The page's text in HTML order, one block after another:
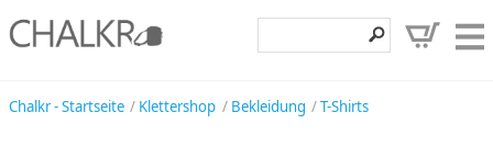
Chalkr - Startseite Klettershop Bekleidung T-Shirts